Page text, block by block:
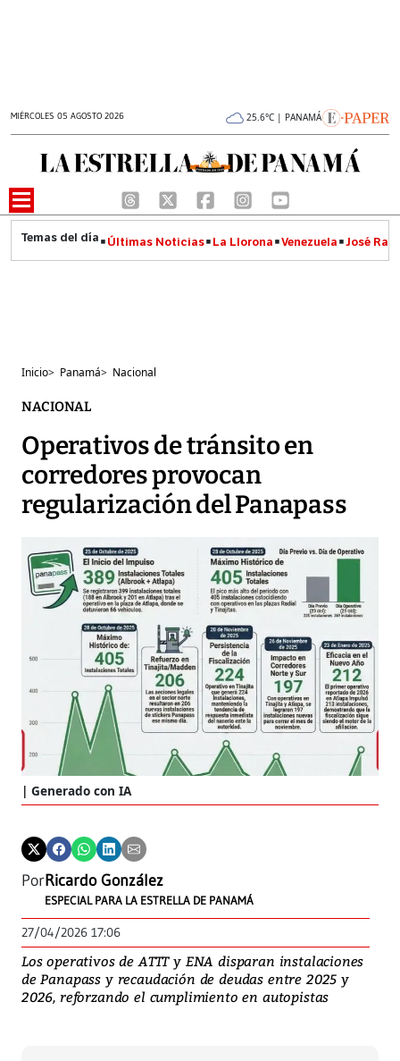
MIÉRCOLES 05 AGOSTO 2026 25.6°C | PANAMÁ
Últimas Noticias La Llorona Venezuela José
Inicio> Panamá> Nacional
NACIONAL
Operativos de tránsito en
corredores provocan
regularización del Panapass
Generado con IA
PorRicardo González
ESPECIAL PARA LA ESTRELLA DE PANAMÁ
27/04/2026 17:06
Los operativos de ATTT y ENA disparan instalaciones
de Panapass y recaudación de deudas entre 2025 y
2026, reforzando el cumplimiento en autopistas